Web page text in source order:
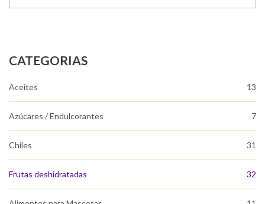
CATEGORIAS
Aceites 13
Azúcares / Endulcorantes 7
Chiles 31
Frutas deshidratadas 32